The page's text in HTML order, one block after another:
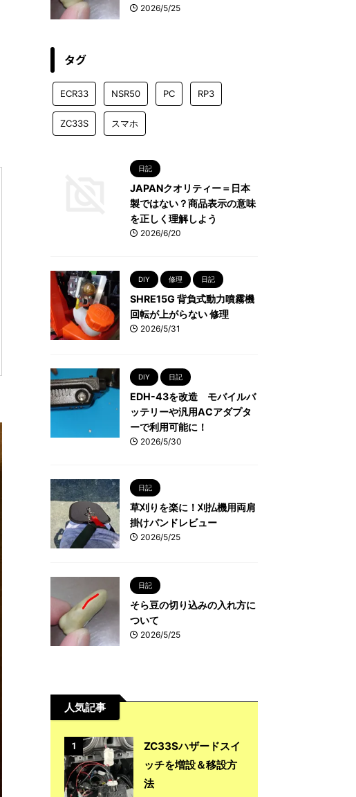
2026/5/25
タグ
ECR33 NSR50 PC RP3
ZC33S スマホ
日記
JAPANクオリティー＝日本
製ではない？商品表示の意味
を正しく理解しよう
2026/6/20
DIY 修理 日記
SHRE15G 背負式動力噴霧機
回転が上がらない 修理
2026/5/31
DIY 日記
EDH-43を改造 モバイルバ
ッテリーや汎用ACアダプタ
ーで利用可能に！
2026/5/30
日記
草刈りを楽に！刈払機用両肩
掛けバンドレビュー
2026/5/25
日記
そら豆の切り込みの入れ方に
ついて
2026/5/25
人気記事
1
ZC33Sハザードスイ
ッチを増設＆移設方
法